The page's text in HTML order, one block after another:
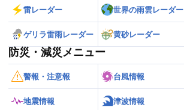
雷レーダー 世界の雨雲レーダー
ゲリラ雷雨レーダー 黄砂レーダー
防災・減災メニュー
警報・注意報 台風情報
地震情報 津波情報